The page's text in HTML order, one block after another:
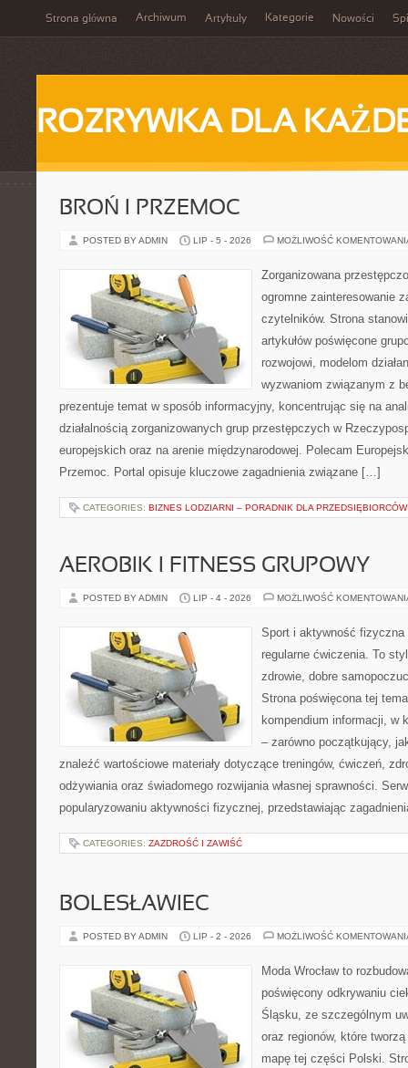
Strona główna Archiwum Artykuły Kategorie Nowości
ROZRYWKA DLA
BROŃ I PRZEMOC
POSTED BY ADMIN LIP - 5 - 2026 MOŻLIWOŚĆ
Zorganizowana
ogromne zainteresowanie
czytelników. Strona
artykułów poświęcone
rozwojowi, modelom
wyzwaniom związanym z
prezentuje temat w sposób informacyjny, koncentrując się na
działalnością zorganizowanych grup przestępczych w
europejskich oraz na arenie międzynarodowej. Polecam
Przemoc. Portal opisuje kluczowe zagadnienia związane […]
CATEGORIES: BIZNES LODZIARNI – PORADNIK DLA PRZEDSIĘBIORCÓW
AEROBIK I FITNESS GRUPOWY
POSTED BY ADMIN LIP - 4 - 2026 MOŻLIWOŚĆ
Sport i aktywność
regularne ćwiczenia. To
zdrowie, dobre
Strona poświęcona tej
kompendium informacji, w
– zarówno początkujący,
znaleźć wartościowe materiały dotyczące treningów, ćwiczeń,
odżywiania oraz świadomego rozwijania własnej sprawności.
popularyzowaniu aktywności fizycznej, przedstawiając
CATEGORIES: ZAZDROŚĆ I ZAWIŚĆ
BOLESŁAWIEC
POSTED BY ADMIN LIP - 2 - 2026 MOŻLIWOŚĆ
Moda Wrocław to
poświęcony odkrywaniu
Śląsku, ze szczególnym
oraz regionów, które
mapę tej części Polski.